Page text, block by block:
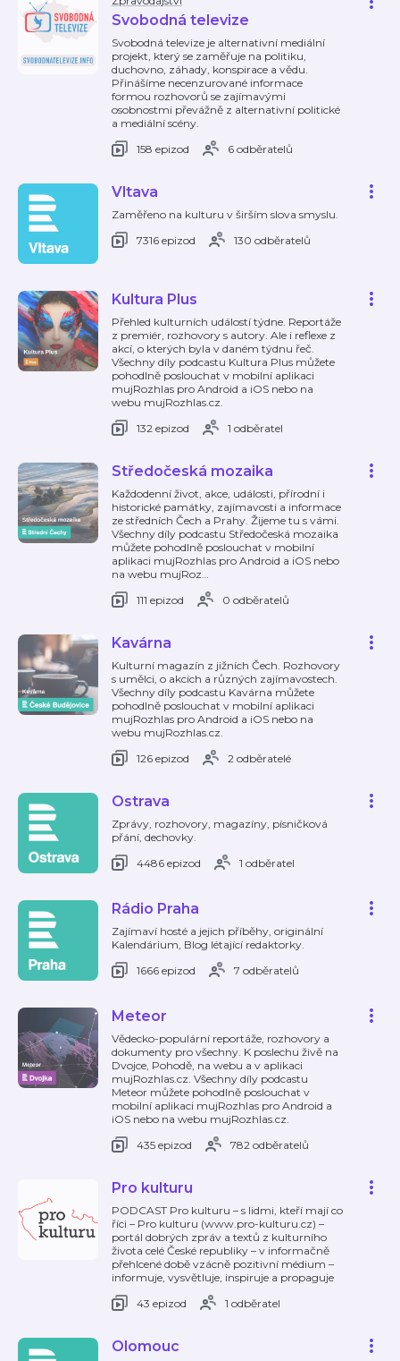
Svobodná televize
Svobodná televize je alternativní mediální
projekt, který se zaměřuje na politiku,
duchovno, záhady, konspirace a vědu.
Přinášíme necenzurované informace
formou rozhovorů se zajímavými
osobnostmi převážně z alternativní politické
a mediální scény.
158 epizod
6 odběratelů
Vltava
Zaměřeno na kulturu v širším slova smyslu.
7316 epizod
130 odběratelů
Kultura Plus
Přehled kulturních událostí týdne. Reportáže
z premiér, rozhovory s autory. Ale i reflexe z
akcí, o kterých byla v daném týdnu řeč.
Všechny díly podcastu Kultura Plus můžete
pohodlně poslouchat v mobilní aplikaci
mujRozhlas pro Android a iOS nebo na
webu mujRozhlas.cz.
132 epizod
1 odběratel
Středočeská mozaika
Každodenní život, akce, události, přírodní i
historické památky, zajímavosti a informace
ze středních Čech a Prahy. Žijeme tu s vámi.
Všechny díly podcastu Středočeská mozaika
můžete pohodlně poslouchat v mobilní
aplikaci mujRozhlas pro Android a iOS nebo
na webu mujRoz…
111 epizod
0 odběratelů
Kavárna
Kulturní magazín z jižních Čech. Rozhovory
s umělci, o akcích a různých zajímavostech.
Všechny díly podcastu Kavárna můžete
pohodlně poslouchat v mobilní aplikaci
mujRozhlas pro Android a iOS nebo na
webu mujRozhlas.cz.
126 epizod
2 odběratelé
Ostrava
Zprávy, rozhovory, magazíny, písničková
přání, dechovky.
4486 epizod
1 odběratel
Rádio Praha
Zajímaví hosté a jejich příběhy, originální
Kalendárium, Blog létající redaktorky.
1666 epizod
7 odběratelů
Meteor
Vědecko-populární reportáže, rozhovory a
dokumenty pro všechny. K poslechu živě na
Dvojce, Pohodě, na webu a v aplikaci
mujRozhlas.cz. Všechny díly podcastu
Meteor můžete pohodlně poslouchat v
mobilní aplikaci mujRozhlas pro Android a
iOS nebo na webu mujRozhlas.cz.
435 epizod
782 odběratelů
Pro kulturu
PODCAST Pro kulturu – s lidmi, kteří mají co
říci – Pro kulturu (www.pro-kulturu.cz) –
portál dobrých zpráv a textů z kulturního
života celé České republiky – v informačně
přehlcené době vzácně pozitivní médium –
informuje, vysvětluje, inspiruje a propaguje
43 epizod
1 odběratel
Olomouc